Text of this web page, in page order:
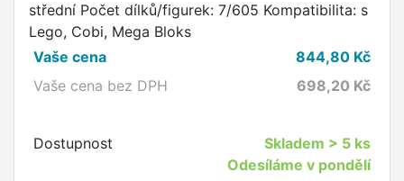
střední Počet dílků/figurek: 7/605 Kompatibilita: s
Lego, Cobi, Mega Bloks
Vaše cena
844,80 Kč
Vaše cena bez DPH
698,20 Kč
Dostupnost Skladem > 5 ks
Odesíláme v pondělí